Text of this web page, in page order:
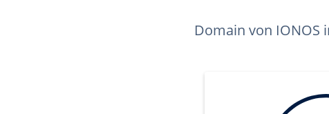
Domain von IONOS